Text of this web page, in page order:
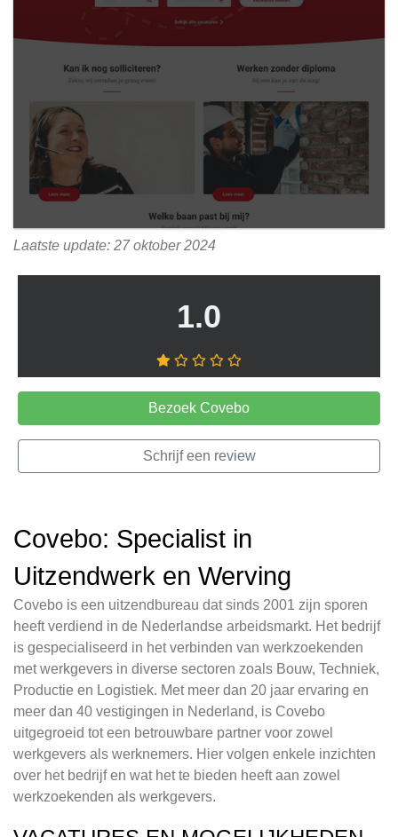
Laatste update: 27 oktober 2024
1.0
Bezoek Covebo
Schrijf een review
Covebo: Specialist in
Uitzendwerk en Werving
Covebo is een uitzendbureau dat sinds 2001 zijn sporen
heeft verdiend in de Nederlandse arbeidsmarkt. Het bedrijf
is gespecialiseerd in het verbinden van werkzoekenden
met werkgevers in diverse sectoren zoals Bouw, Techniek,
Productie en Logistiek. Met meer dan 20 jaar ervaring en
meer dan 40 vestigingen in Nederland, is Covebo
uitgegroeid tot een betrouwbare partner voor zowel
werkgevers als werknemers. Hier volgen enkele inzichten
over het bedrijf en wat het te bieden heeft aan zowel
werkzoekenden als werkgevers.